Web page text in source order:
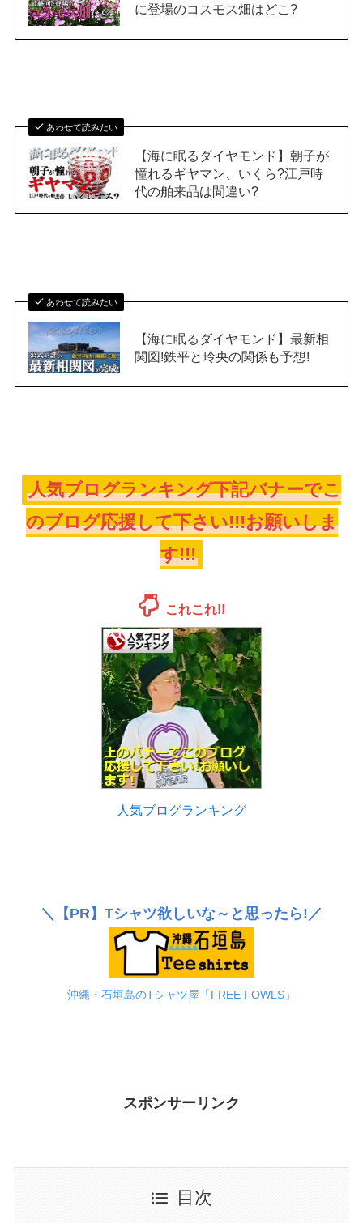
に登場のコスモス畑はどこ?
あわせて読みたい
【海に眠るダイヤモンド】朝子が
憧れるギヤマン、いくら?江戸時
代の舶来品は間違い?
あわせて読みたい
【海に眠るダイヤモンド】最新相
関図!鉄平と玲央の関係も予想!
人気ブログランキング下記バナーでこ
のブログ応援して下さい!!!お願いしま
す!!!
これこれ!!
人気ブログランキング
＼ 【PR】 Tシャツ欲しいな～と思ったら!／
沖縄・石垣島のTシャツ屋「FREE FOWLS」
スポンサーリンク
目次